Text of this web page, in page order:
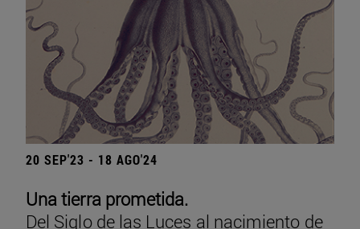
20 SEP'23 - 18 AGO'24
Una tierra prometida.
Del Siglo de las Luces al nacimiento de